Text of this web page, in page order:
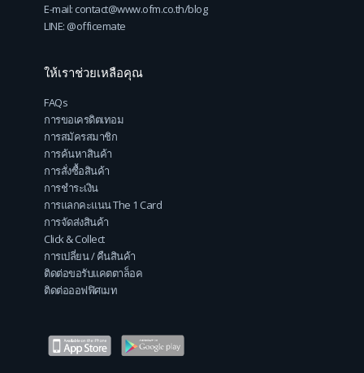
E-mail: contact@www.ofm.co.th/blog
LINE: @officemate
ให้เราช่วยเหลือคุณ
FAQs
การขอเครดิตเทอม
การสมัครสมาชิก
การค้นหาสินค้า
การสั่งซื้อสินค้า
การชำระเงิน
การแลกคะแนน The 1 Card
การจัดส่งสินค้า
Click & Collect
การเปลี่ยน / คืนสินค้า
ติดต่อขอรับแคตตาล็อค
ติดต่อออฟฟิศเมท